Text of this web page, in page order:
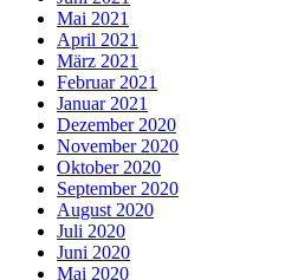
Mai 2021
April 2021
März 2021
Februar 2021
Januar 2021
Dezember 2020
November 2020
Oktober 2020
September 2020
August 2020
Juli 2020
Juni 2020
Mai 2020